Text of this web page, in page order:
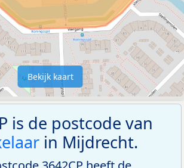
Bekijk kaart
is de postcode van
in Mijdrecht.